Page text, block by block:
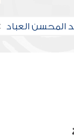
المحسن العباد